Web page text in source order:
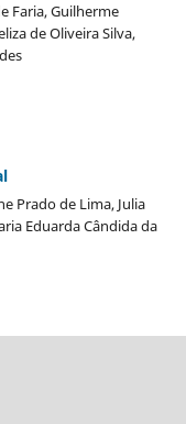
Faria, Guilherme
de Oliveira Silva,
Prado de Lima, Julia
Eduarda Cândida da